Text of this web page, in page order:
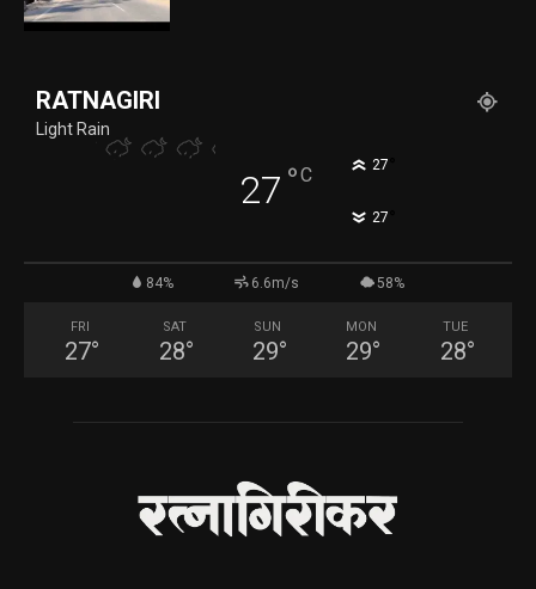
RATNAGIRI
Light Rain
27 °C 27
27
84% 6.6m/s 58%
FRI
27°
SAT
28°
SUN
29°
MON
29°
TUE
28°